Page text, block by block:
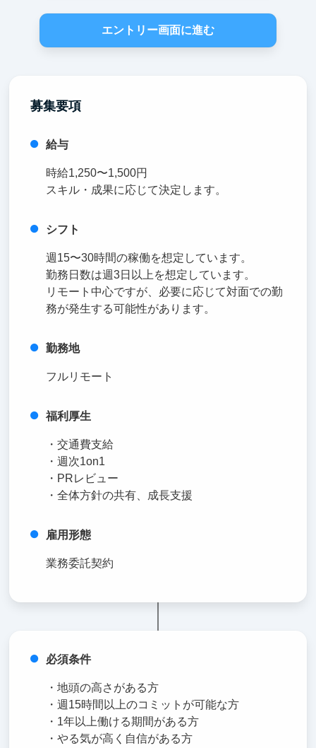
エントリー画面に進む
募集要項
給与
時給1,250〜1,500円
スキル・成果に応じて決定します。
シフト
週15〜30時間の稼働を想定しています。
勤務日数は週3日以上を想定しています。
リモート中心ですが、必要に応じて対面での勤
務が発生する可能性があります。
勤務地
フルリモート
福利厚生
・交通費支給
・週次1on1
・PRレビュー
・全体方針の共有、成長支援
雇用形態
業務委託契約
必須条件
・地頭の高さがある方
・週15時間以上のコミットが可能な方
・1年以上働ける期間がある方
・やる気が高く自信がある方